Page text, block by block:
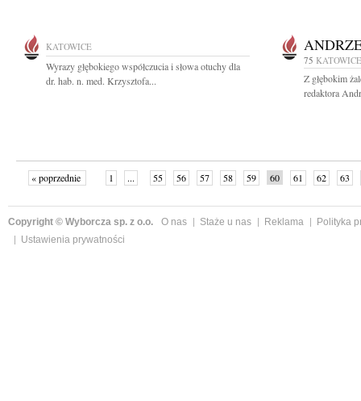
KATOWICE
Wyrazy głębokiego współczucia i słowa otuchy dla
dr. hab. n. med. Krzysztofa...
75 KATOWICE
Z głębokim
redaktora
« poprzednie 1 ... 55 56 57 58 59 60 61 62
63
Copyright © Wyborcza sp. z o.o. O nas Staże u nas Reklama
Polityka
Ustawienia prywatności